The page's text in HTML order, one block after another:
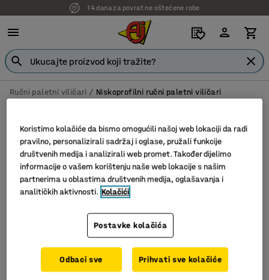
14 dana za povrat ne oštećene robe
Ručni paletni viličari Niskoprofilni ručni paletni viličari
Filter Sortiraj
Koristimo kolačiće da bismo omogućili našoj web lokaciji da radi
pravilno, personalizirali sadržaj i oglase, pružali funkcije
društvenih medija i analizirali web promet. Također dijelimo
informacije o vašem korištenju naše web lokacije s našim
partnerima u oblastima društvenih medija, oglašavanja i
analitičkih aktivnosti. Kolačići
Postavke kolačića
Odbaci sve Prihvati sve kolačiće